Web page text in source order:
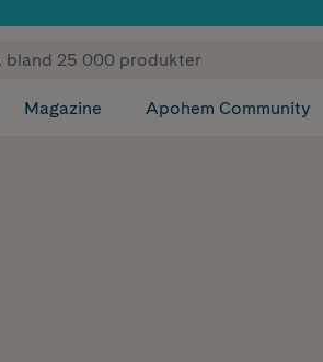
✓ Fri frakt
Magazine Apohem Community